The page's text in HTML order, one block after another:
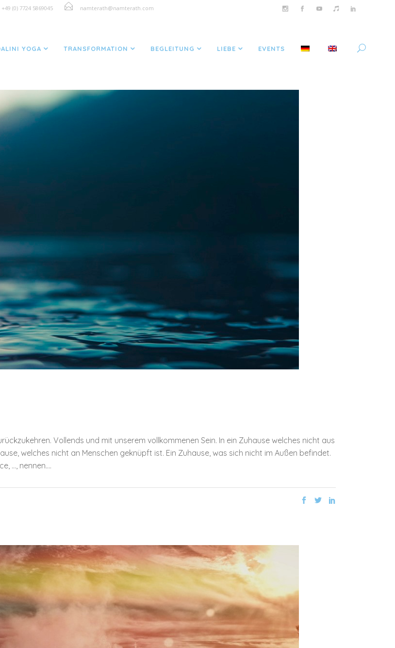
+49 (0) 7724 5869045 namterath@namterath.com
YOGA TRANSFORMATION BEGLEITUNG LIEBE EVENTS
Vollends und mit unserem vollkommenen Sein. In ein Zuhause welches nicht aus
welches nicht an Menschen geknüpft ist. Ein Zuhause, was sich nicht im Außen befindet.
…, nennen....